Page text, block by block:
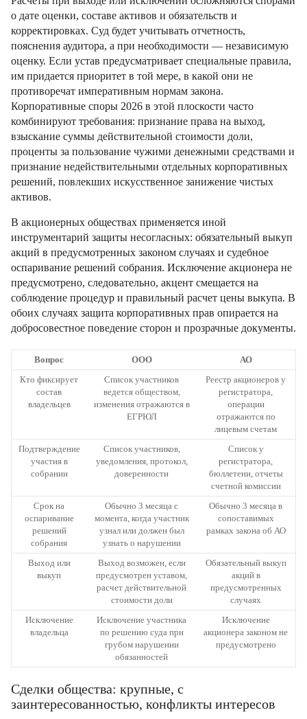
о дате оценки, составе активов и обязательств и
корректировках. Суд будет учитывать отчетность,
пояснения аудитора, а при необходимости — независимую
оценку. Если устав предусматривает специальные правила,
им придается приоритет в той мере, в какой они не
противоречат императивным нормам закона.
Корпоративные споры 2026 в этой плоскости часто
комбинируют требования: признание права на выход,
взыскание суммы действительной стоимости доли,
проценты за пользование чужими денежными средствами и
признание недействительными отдельных корпоративных
решений, повлекших искусственное занижение чистых
активов.
В акционерных обществах применяется иной
инструментарий защиты несогласных: обязательный выкуп
акций в предусмотренных законом случаях и судебное
оспаривание решений собрания. Исключение акционера не
предусмотрено, следовательно, акцент смещается на
соблюдение процедур и правильный расчет цены выкупа. В
обоих случаях защита корпоративных прав опирается на
добросовестное поведение сторон и прозрачные документы.
Вопрос ООО
АО
Кто фиксирует
состав
владельцев
Список участников
ведется обществом,
изменения отражаются в
ЕГРЮЛ
Реестр акционеров у
регистратора,
операции
отражаются по
лицевым счетам
Подтверждение
участия в
собрании
Список участников,
уведомления, протокол,
доверенности
Список у
регистратора,
бюллетени, отчеты
счетной комиссии
Срок на
оспаривание
решений
собрания
Обычно 3 месяца с
момента, когда участник
узнал или должен был
узнать о нарушении
Обычно 3 месяца в
сопоставимых
рамках закона об АО
Выход или
выкуп
Выход возможен, если
предусмотрен уставом,
расчет действительной
стоимости доли
Обязательный выкуп
акций в
предусмотренных
случаях
Исключение
владельца
Исключение участника
по решению суда при
грубом нарушении
обязанностей
Исключение
акционера законом не
предусмотрено
Сделки общества: крупные, с
заинтересованностью, конфликты интересов